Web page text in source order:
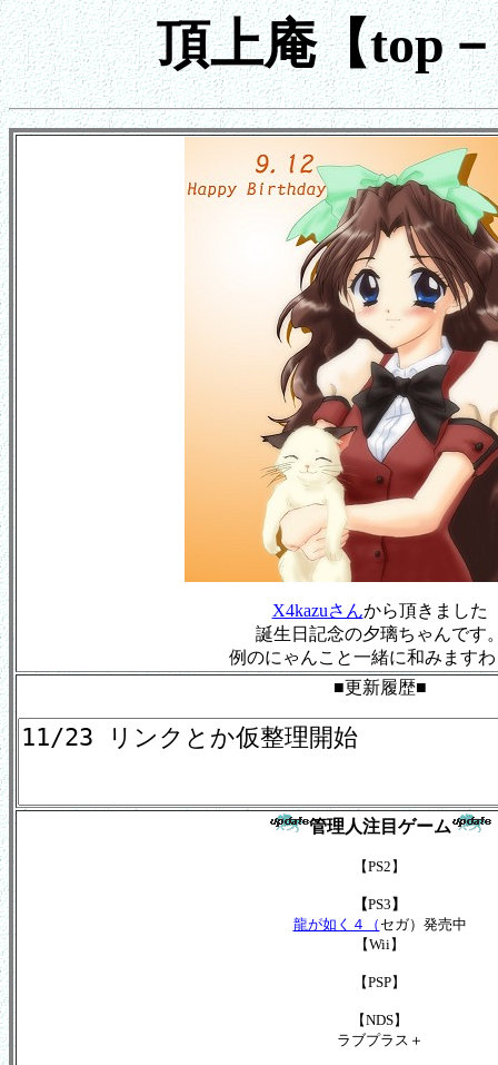
頂上庵【top
X4kazuさんから頂きました
誕生日記念の夕璃ちゃんです
例のにゃんこと一緒に和みます
■更新履歴■
管理人注目ゲーム
【PS2】
【PS3 】
龍が如く４（ セガ）発売中
【Wii】
【PSP】
【NDS】
ラブプラス＋